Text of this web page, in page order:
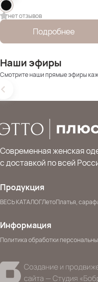
нет отзывов
Подробнее
Наши эфиры
Смотрите наши прямые эфиры
Современная женская
с доставкой по всей
Продукция
ВЕСЬ КАТАЛОГЛетоПлатья,
Информация
Политика обработки